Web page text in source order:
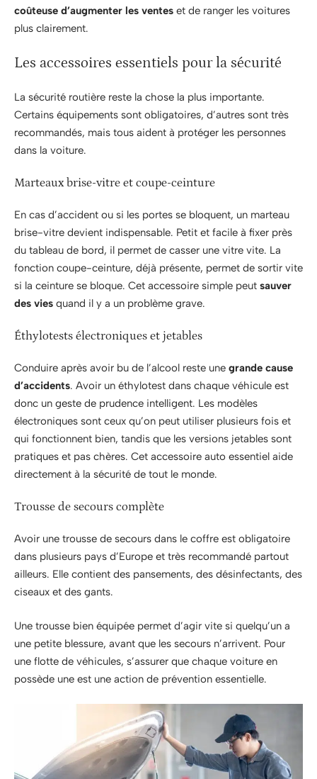
coûteuse d’augmenter les ventes et de ranger les voitures
plus clairement.
Les accessoires essentiels pour la sécurité
La sécurité routière reste la chose la plus importante.
Certains équipements sont obligatoires, d’autres sont très
recommandés, mais tous aident à protéger les personnes
dans la voiture.
Marteaux brise-vitre et coupe-ceinture
En cas d’accident ou si les portes se bloquent, un marteau
brise-vitre devient indispensable. Petit et facile à fixer près
du tableau de bord, il permet de casser une vitre vite. La
fonction coupe-ceinture, déjà présente, permet de sortir vite
si la ceinture se bloque. Cet accessoire simple peut sauver
des vies quand il y a un problème grave.
Éthylotests électroniques et jetables
Conduire après avoir bu de l’alcool reste une grande cause
d’accidents. Avoir un éthylotest dans chaque véhicule est
donc un geste de prudence intelligent. Les modèles
électroniques sont ceux qu’on peut utiliser plusieurs fois et
qui fonctionnent bien, tandis que les versions jetables sont
pratiques et pas chères. Cet accessoire auto essentiel aide
directement à la sécurité de tout le monde.
Trousse de secours complète
Avoir une trousse de secours dans le coffre est obligatoire
dans plusieurs pays d’Europe et très recommandé partout
ailleurs. Elle contient des pansements, des désinfectants, des
ciseaux et des gants.
Une trousse bien équipée permet d’agir vite si quelqu’un a
une petite blessure, avant que les secours n’arrivent. Pour
une flotte de véhicules, s’assurer que chaque voiture en
possède une est une action de prévention essentielle.